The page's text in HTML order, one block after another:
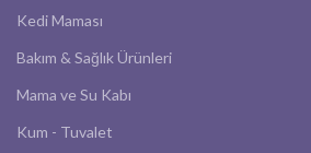
Kedi Maması
Bakım & Sağlık Ürünleri
Mama ve Su Kabı
Kum - Tuvalet